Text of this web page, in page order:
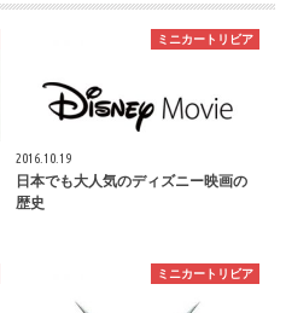
ミニカートリビア
2016.10.19
日本でも大人気のディズニー映画の
歴史
ミニカートリビア